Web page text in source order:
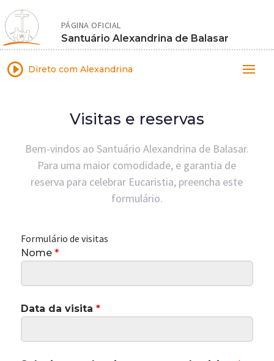
PÁGINA OFICIAL
Santuário Alexandrina de Balasar
I Direto com Alexandrina
Visitas e reservas
Bem-vindos ao Santuário Alexandrina de Balasar.
Para uma maior comodidade, e garantia de
reserva para celebrar Eucaristia, preencha este
formulário.
Formulário de visitas
Nome *
Data da visita *